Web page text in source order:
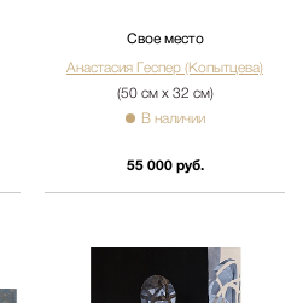
Свое место
Анастасия Геспер (Копытцева)
(50 см х 32 см)
В наличии
55 000 руб.